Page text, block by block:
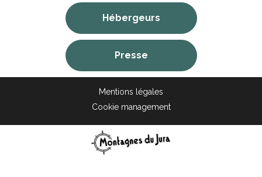
Hébergeurs
Presse
Mentions légales
Cookie management